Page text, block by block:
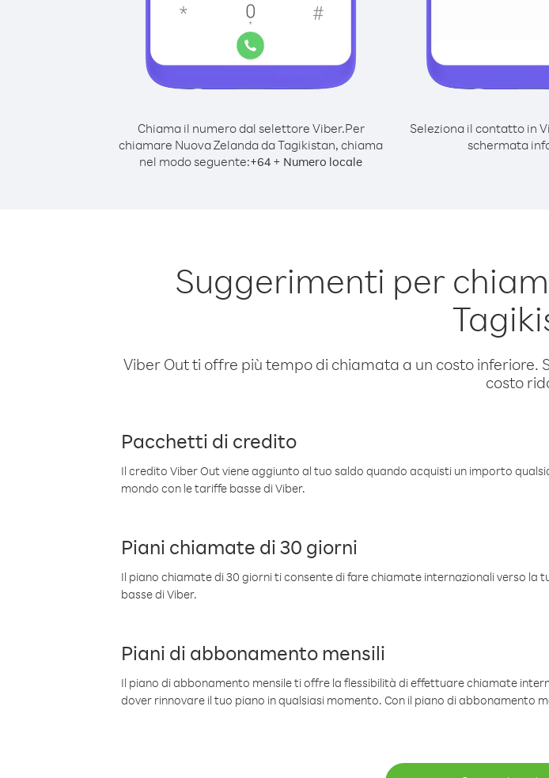
Chiama il numero dal selettore Viber.Per
chiamare Nuova Zelanda da Tagikistan, chiama
nel modo seguente:+64 + Numero locale
Seleziona il contatto in
schermata
Suggerimenti per
Viber Out ti offre più tempo di chiamata a un costo inferiore.
costo
Pacchetti di credito
Il credito Viber Out viene aggiunto al tuo saldo quando acquisti un importo
mondo con le tariffe basse di Viber.
Piani chiamate di 30 giorni
Il piano chiamate di 30 giorni ti consente di fare chiamate internazionali verso
basse di Viber.
Piani di abbonamento mensili
Il piano di abbonamento mensile ti offre la flessibilità di effettuare chiamate
dover rinnovare il tuo piano in qualsiasi momento. Con il piano di abbonamento